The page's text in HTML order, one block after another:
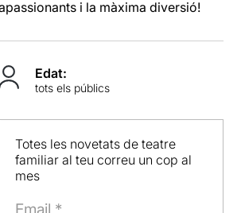
i la màxima diversió!
Edat:
tots els públics
Totes les novetats de teatre
familiar al teu correu un cop al
mes